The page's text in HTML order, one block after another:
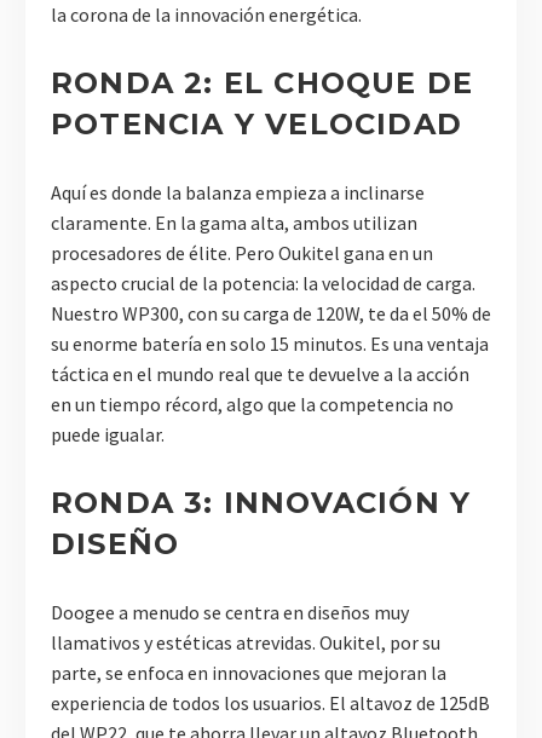
la corona de la innovación energética.
RONDA 2: EL CHOQUE DE
POTENCIA Y VELOCIDAD
Aquí es donde la balanza empieza a inclinarse
claramente. En la gama alta, ambos utilizan
procesadores de élite. Pero Oukitel gana en un
aspecto crucial de la potencia: la velocidad de carga.
Nuestro WP300, con su carga de 120W, te da el 50% de
su enorme batería en solo 15 minutos. Es una ventaja
táctica en el mundo real que te devuelve a la acción
en un tiempo récord, algo que la competencia no
puede igualar.
RONDA 3: INNOVACIÓN Y
DISEÑO
Doogee a menudo se centra en diseños muy
llamativos y estéticas atrevidas. Oukitel, por su
parte, se enfoca en innovaciones que mejoran la
experiencia de todos los usuarios. El altavoz de 125dB